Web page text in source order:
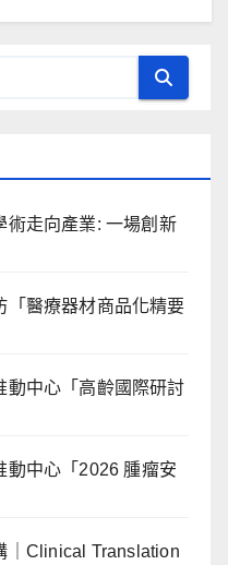
術走向產業: ⼀場創新
「醫療器材商品化精要
動中心「高齡國際研討
動中心「2026 腫瘤安
｜Clinical Translation